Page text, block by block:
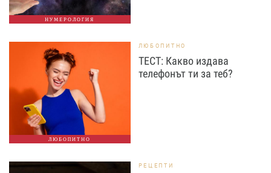
НУМЕРОЛОГИЯ
ЛЮБОПИТНО
ЛЮБОПИТНО
ТЕСТ: Какво издава
телефонът ти за теб?
РЕЦЕПТИ